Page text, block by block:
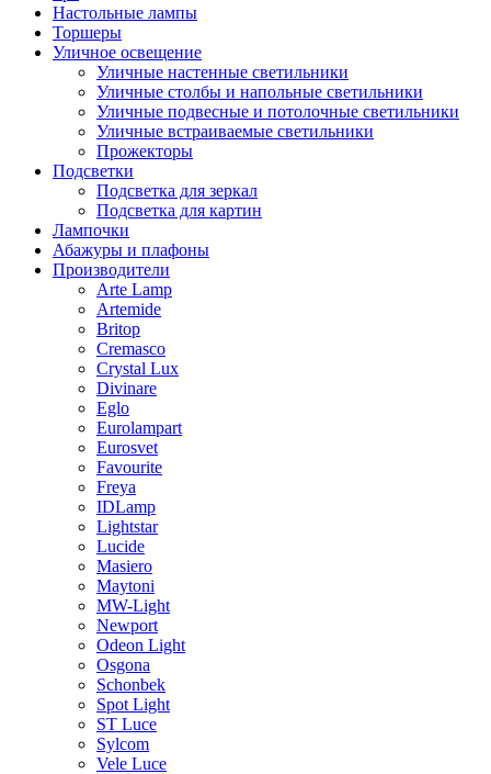
Настольные лампы
Торшеры
Уличное освещение
Уличные настенные светильники
Уличные столбы и напольные светильники
Уличные подвесные и потолочные светильники
Уличные встраиваемые светильники
Прожекторы
Подсветки
Подсветка для зеркал
Подсветка для картин
Лампочки
Абажуры и плафоны
Производители
Arte Lamp
Artemide
Britop
Cremasco
Crystal Lux
Divinare
Eglo
Eurolampart
Eurosvet
Favourite
Freya
IDLamp
Lightstar
Lucide
Masiero
Maytoni
MW-Light
Newport
Odeon Light
Osgona
Schonbek
Spot Light
ST Luce
Sylcom
Vele Luce